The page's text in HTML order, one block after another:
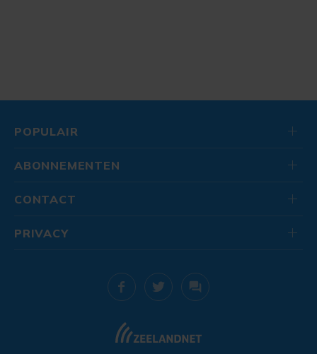
POPULAIR
ABONNEMENTEN
CONTACT
PRIVACY